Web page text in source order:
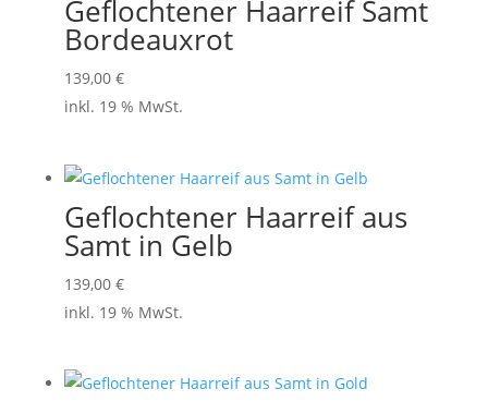
Geflochtener Haarreif Samt
Bordeauxrot
139,00 €
inkl. 19 % MwSt.
Geflochtener Haarreif aus
Samt in Gelb
139,00 €
inkl. 19 % MwSt.